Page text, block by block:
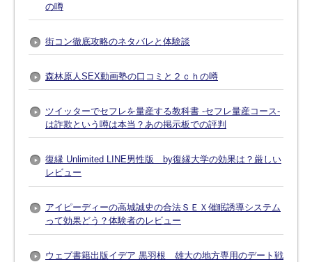
の噂
街コン徹底攻略のネタバレと体験談
森林原人SEX動画塾の口コミと２ｃｈの噂
ツイッターでセフレを量産する教科書 -セフレ量産コース-
は詐欺という噂は本当？あの掲示板での評判
復縁 Unlimited LINE男性版 by復縁大学の効果は？厳しい
レビュー
アイピーディーの高城誠史の合法ＳＥＸ催眠誘導システム
って効果どう？体験者のレビュー
ウェブ書籍出版イデア 黒羽根 雄大の地方専用のデート戦